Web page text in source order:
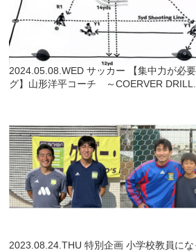
2024.05.08.WED サッカー
【集中力が必
グ】山形洋平コーチ ～COERVER
2023.08.24.THU 特別企画 小学校教員に